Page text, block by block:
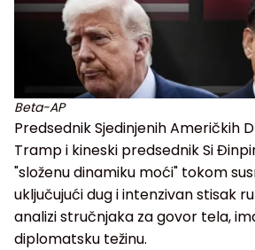
Beta-AP
Predsednik Sjedinjenih Američkih
Tramp i kineski predsednik Si
"složenu dinamiku moći" tokom
uključujući dug i intenzivan stisak
analizi stručnjaka za govor tela,
diplomatsku težinu.